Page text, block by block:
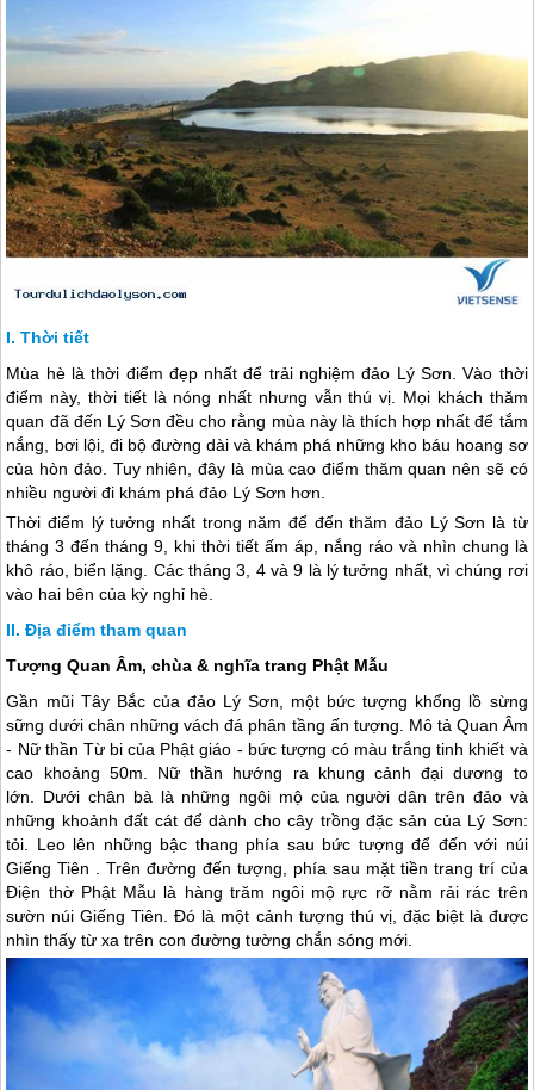
Thời tiết
Mùa hè là thời điểm đẹp nhất để trải nghiệmđảo Lý Sơn . Vào thời
điểm này, thời tiết là nóng nhất nhưng vẫn thú vị. Mọi khách thăm
quan đã đến Lý Sơn đều cho rằng mùa này là thích hợp nhất để tắm
nắng, bơi lội, đi bộ đường dài và khám phá những kho báu hoang sơ
của hòn đảo. Tuy nhiên, đây là mùa cao điểm thăm quan nên sẽ có
nhiều người đi khám pháđảo Lý Sơn hơn.
Thời điểm lý tưởng nhất trong năm để đến thăm đảo Lý Sơn là từ
tháng 3 đến tháng 9, khi thời tiết ấm áp, nắng ráo và nhìn chung là
khô ráo, biển lặng. Các tháng 3, 4 và 9 là lý tưởng nhất, vì chúng rơi
vào hai bên của kỳ nghỉ hè.
Địa điểm tham quan
Tượng Quan Âm, chùa & nghĩa trang Phật Mẫu
Gần mũi Tây Bắc của đảo Lý Sơn , một bức tượng khổng lồ sừng
sững dưới chân những vách đá phân tầng ấn tượng. Mô tả Quan Âm
- Nữ thần Từ bi của Phật giáo - bức tượng có màu trắng tinh khiết và
cao khoảng 50m. Nữ thần hướng ra khung cảnh đại dương to
lớn. Dưới chân bà là những ngôi mộ của người dân trên đảo và
những khoảnh đất cát để dành cho cây trồng đặc sản của Lý Sơn:
tỏi. Leo lên những bậc thang phía sau bức tượng để đến với núi
Giếng Tiên . Trên đường đến tượng, phía sau mặt tiền trang trí của
Điện thờ Phật Mẫu là hàng trăm ngôi mộ rực rỡ nằm rải rác trên
sườn núi Giếng Tiên. Đó là một cảnh tượng thú vị, đặc biệt là được
nhìn thấy từ xa trên con đường tường chắn sóng mới.